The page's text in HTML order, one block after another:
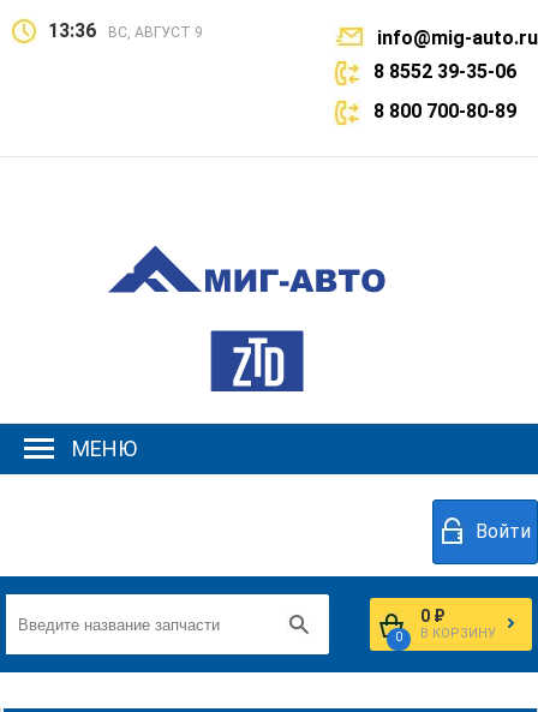
13:36 ВС, АВГУСТ 9
info@mig-auto.ru
8 8552 39-35-06
8 800 700-80-89
МЕНЮ
Войти
0
0 ₽
В КОРЗИНУ